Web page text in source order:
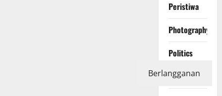
Peristiwa
Photography
Politics
Polri
Berlangganan